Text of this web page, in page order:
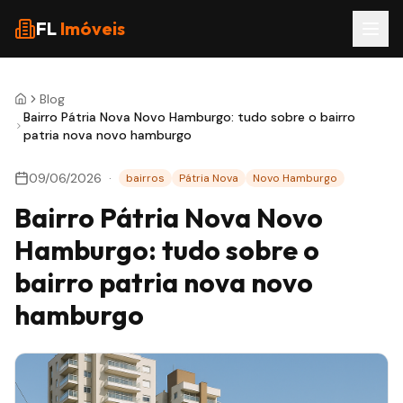
FL Imóveis
Blog
Bairro Pátria Nova Novo Hamburgo: tudo sobre o bairro
patria nova novo hamburgo
09/06/2026 · bairros Pátria Nova Novo Hamburgo
Bairro Pátria Nova Novo
Hamburgo: tudo sobre o
bairro patria nova novo
hamburgo